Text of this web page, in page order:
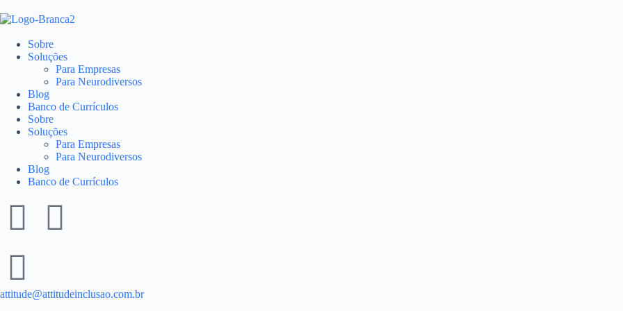
P
u
a
r
r
a
o
c
e
o
Sobre
Soluções
Para Empresas
Para Neurodiversos
Blog
Banco de Currículos
Sobre
Soluções
Para Empresas
Para Neurodiversos
Blog
Banco de Currículos
attitude@attitudeinclusao.com.br